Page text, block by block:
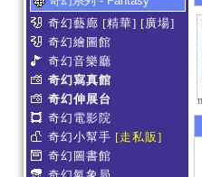
奇幻藝廊 [精華] [廣場]
奇幻繪圖館
奇幻音樂廳
奇幻寫真館
奇幻伸展台
奇幻電影院
奇幻小幫手 [走私販]
奇幻圖書館